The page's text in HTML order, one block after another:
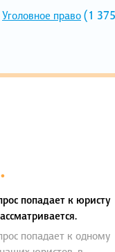
Уголовное право(1
попадает к юристу
попадает к одному